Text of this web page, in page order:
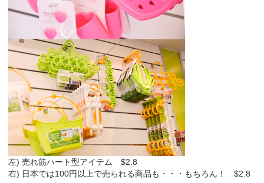
左) 売れ筋ハート型アイテム $2.8
右) 日本では100円以上で売られる商品も・・・もちろん！ $2.8